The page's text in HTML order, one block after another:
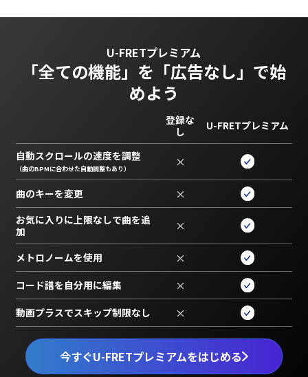
U-FRETプレミアム
「全ての機能」を 「広告なし」で始
めよう
今すぐU-FRETプレミアムをはじめる
登録な
し
U-FRETプレミアム
自動スクロールの速度を調整
（曲のBPMに合わせた自動調整もあり） ×
曲のキーを変更 ×
お気に入りに上限なしで曲を追
加
×
メトロノームを使用 ×
コード譜を自分用に編集 ×
動画プラスでスキップ制限なし ×